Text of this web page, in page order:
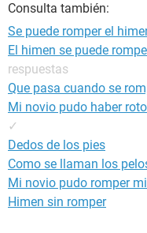
Consulta también:
Se puede romper el
El himen se puede
respuestas
Que pasa cuando se
Mi novio pudo haber
✓
Dedos de los pies
Como se llaman los
Mi novio pudo romper
Himen sin romper